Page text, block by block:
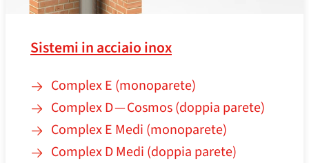
Sistemi in acciaio inox
Complex E (monoparete)
Complex D — Cosmos (doppia parete)
Complex E Medi (monoparete)
Complex D Medi (doppia parete)